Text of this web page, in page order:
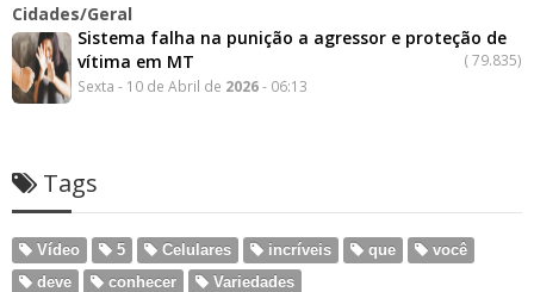
Cidades/Geral
Sistema falha na punição a agressor e proteção de
vítima em MT
(79.835)
Sexta - 10 de Abril de 2026- 06:13
Tags
Vídeo 5 Celulares incríveis que
você
deve
conhecer Variedades